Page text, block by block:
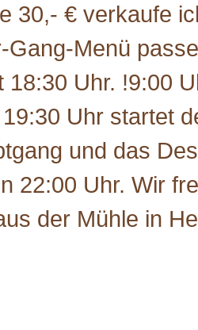
30,- € verkaufe
Gang-Menü
18:30 Uhr. !9:00
Uhr startet
und das
22:00 Uhr. Wir
der Mühle in